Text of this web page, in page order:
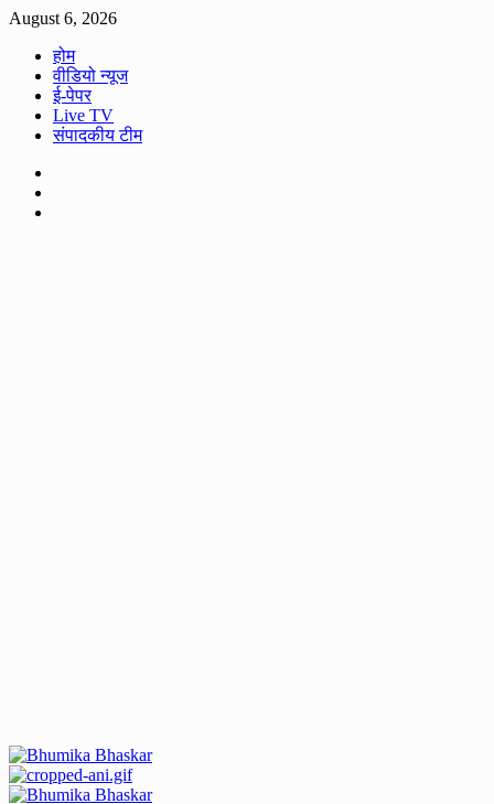
Skip
content
August 6, 2026
होम
वीडियो न्यूज
ई-पेपर
Live TV
संपादकीय टीम
Primary